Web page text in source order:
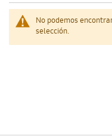
No podemos
selección.